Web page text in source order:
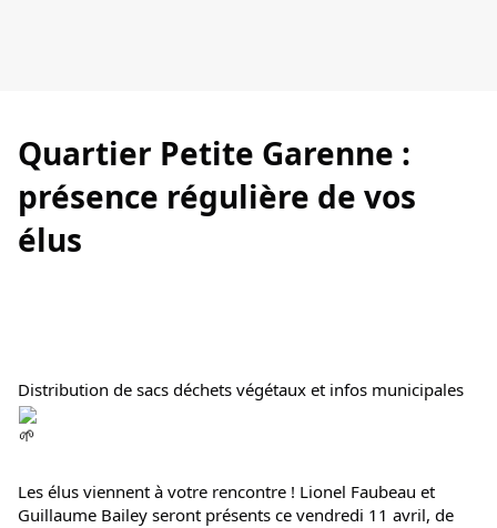
Quartier Petite Garenne :
présence régulière de vos
élus
Distribution de sacs déchets végétaux et infos municipales
Les élus viennent à votre rencontre ! Lionel Faubeau et
Guillaume Bailey seront présents ce vendredi 11 avril, de